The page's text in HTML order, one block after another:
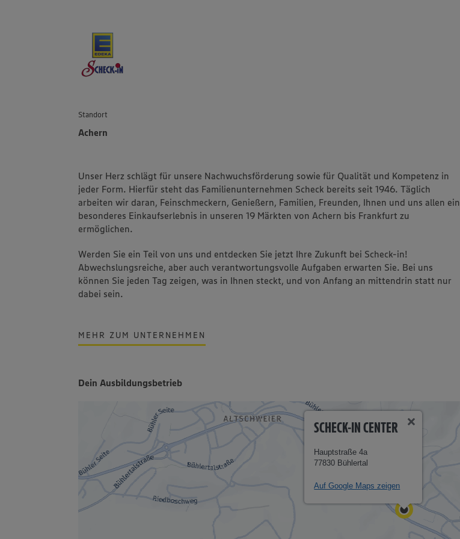
Standort
Achern
Unser Herz schlägt für unsere Nachwuchsförderung sowie für Qualität und Kompetenz in
jeder Form. Hierfür steht das Familienunternehmen Scheck bereits seit 1946. Täglich
arbeiten wir daran, Feinschmeckern, Genießern, Familien, Freunden, Ihnen und uns allen ein
besonderes Einkaufserlebnis in unseren 19 Märkten von Achern bis Frankfurt zu
ermöglichen.
Werden Sie ein Teil von uns und entdecken Sie jetzt Ihre Zukunft bei Scheck-in!
Abwechslungsreiche, aber auch verantwortungsvolle Aufgaben erwarten Sie. Bei uns
können Sie jeden Tag zeigen, was in Ihnen steckt, und von Anfang an mittendrin statt nur
dabei sein.
MEHR ZUM UNTERNEHMEN
Dein Ausbildungsbetrieb
SCHECK-IN CENTER
Hauptstraße 4a
77830 Bühlertal
Auf Google Maps zeigen